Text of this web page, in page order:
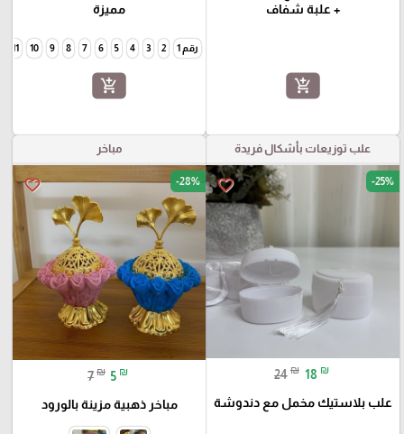
+ علبة شفاف
add_shopping_cart
مميزة
رقم 1 2
3
4
5
6
7
8
9
10
11
add_shopping_cart
علب توزيعات بأشكال فريدة
favorite_border -25%
24 ₪ 18 ₪
علب بلاستيك مخمل مع دندوشة
مباخر
favorite_border -28%
7 ₪ 5 ₪
مباخر ذهبية مزينة بالورود